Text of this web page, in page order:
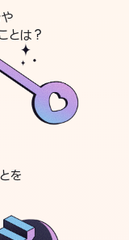
とは？
を